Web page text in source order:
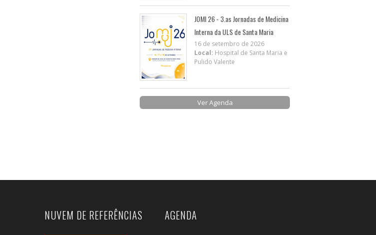
JOMI 26 - 3.as Jornadas de Medicina
Interna da ULS de Santa Maria
16 de setembro de 2026
Local: Hospital de Santa Maria e
Pulido Valente
Ver Agenda
NUVEM DE REFERÊNCIAS AGENDA